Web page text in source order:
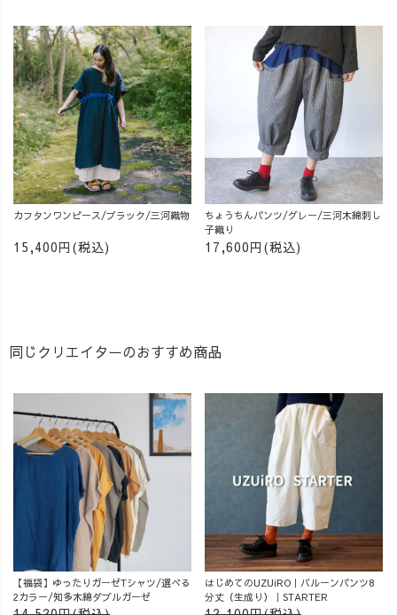
カフタンワンピース/ブラック/三河織物
15,400円(税込)
ちょうちんパンツ/グレー/三河木綿刺し
子織り
17,600円(税込)
同じクリエイターのおすすめ商品
【福袋】ゆったりガーゼTシャツ/選べる
2カラー/知多木綿ダブルガーゼ
はじめてのUZUiRO｜バルーンパンツ8
分丈（生成り）｜STARTER